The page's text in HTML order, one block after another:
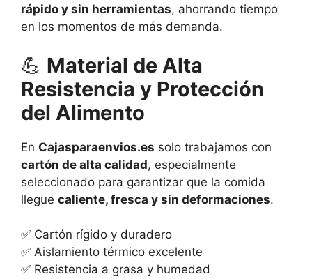
rápido y sin herramientas, ahorrando tiempo
en los momentos de más demanda.
💪 Material de Alta
Resistencia y Protección
del Alimento
En Cajasparaenvios.es solo trabajamos con
cartón de alta calidad, especialmente
seleccionado para garantizar que la comida
llegue caliente, fresca y sin deformaciones.
✅ Cartón rígido y duradero
✅ Aislamiento térmico excelente
✅ Resistencia a grasa y humedad